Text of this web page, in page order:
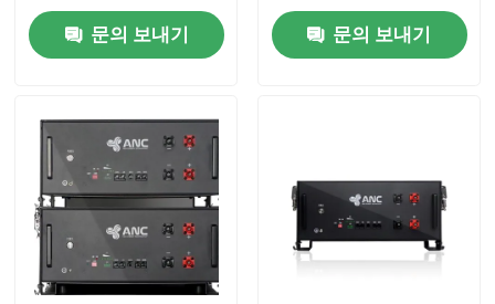
연락처
모든 케이스
가정용 도구 전지 저장
주거용 배터리 저장 시스템
문의 보내기 문의 보내기